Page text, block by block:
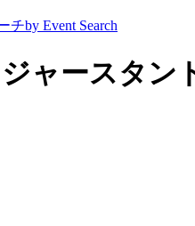
チby Event Search
ャースタ